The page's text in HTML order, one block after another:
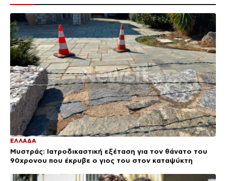
ΕΛΛΑΔΑ
Μυστράς: Ιατροδικαστική εξέταση για τον θάνατο του
90χρονου που έκρυβε ο γιος του στον καταψύκτη